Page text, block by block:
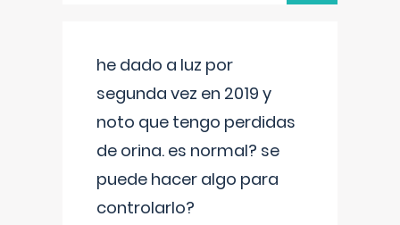
he dado a luz por
segunda vez en 2019 y
noto que tengo perdidas
de orina. es normal? se
puede hacer algo para
controlarlo?